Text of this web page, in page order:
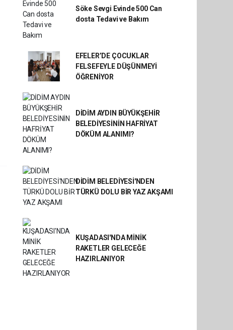
Söke Sevgi Evinde 500 Can
dosta Tedavi ve Bakım
EFELER’DE ÇOCUKLAR
FELSEFEYLE DÜŞÜNMEYİ
ÖĞRENİYOR
DİDİM AYDIN BÜYÜKŞEHİR
BELEDİYESİNİN HAFRİYAT
DÖKÜM ALANIMI?
DİDİM BELEDİYESİ'NDEN
TÜRKÜ DOLU BİR YAZ AKŞAMI
KUŞADASI'NDA MİNİK
RAKETLER GELECEĞE
HAZIRLANIYOR